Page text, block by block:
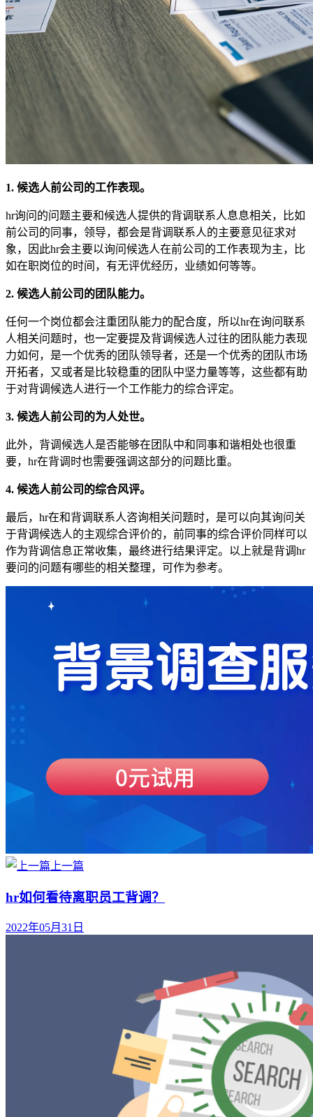
1. 候选人前公司的工作表现。
hr询问的问题主要和候选人提供的背调联系人息息相关，比如
前公司的同事，领导，都会是背调联系人的主要意见征求对
象，因此hr会主要以询问候选人在前公司的工作表现为主，比
如在职岗位的时间，有无评优经历，业绩如何等等。
2. 候选人前公司的团队能力。
任何一个岗位都会注重团队能力的配合度，所以hr在询问联系
人相关问题时，也一定要提及背调候选人过往的团队能力表现
力如何，是一个优秀的团队领导者，还是一个优秀的团队市场
开拓者，又或者是比较稳重的团队中坚力量等等，这些都有助
于对背调候选人进行一个工作能力的综合评定。
3. 候选人前公司的为人处世。
此外，背调候选人是否能够在团队中和同事和谐相处也很重
要，hr在背调时也需要强调这部分的问题比重。
4. 候选人前公司的综合风评。
最后，hr在和背调联系人咨询相关问题时，是可以向其询问关
于背调候选人的主观综合评价的，前同事的综合评价同样可以
作为背调信息正常收集，最终进行结果评定。以上就是背调hr
要问的问题有哪些的相关整理，可作为参考。
上一篇
hr如何看待离职员工背调？
2022年05月31日